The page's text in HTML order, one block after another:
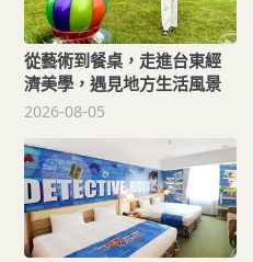
從藝術到餐桌，走進台東經
濟美學，遇見地方生活風景
2026-08-05